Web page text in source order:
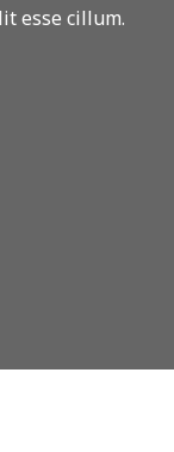
esse cillum.